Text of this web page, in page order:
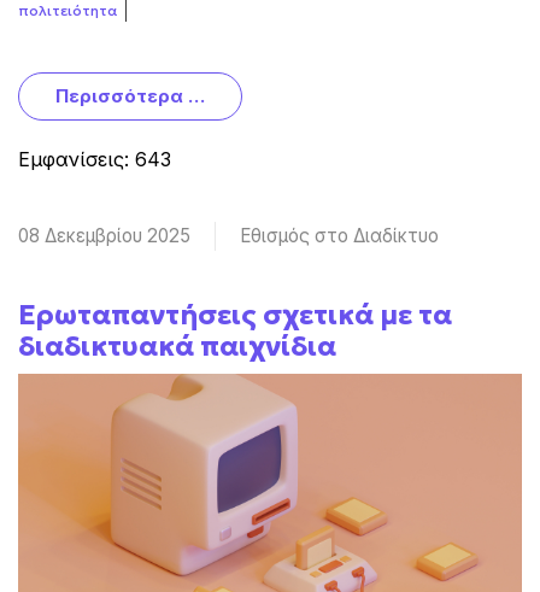
πολιτειότητα
Περισσότερα …
Εμφανίσεις: 643
08 Δεκεμβρίου 2025 Εθισμός στο Διαδίκτυο
Ερωταπαντήσεις σχετικά με τα
διαδικτυακά παιχνίδια